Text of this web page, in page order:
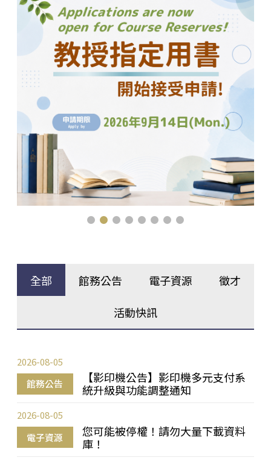
全部 館務公告 電子資源 徵才
活動快訊
館務公告
【影印機公告】影印機多元支付系
統升級與功能調整通知
2026-08-05
電子資源
您可能被停權！請勿大量下載資料
庫！
2026-08-05